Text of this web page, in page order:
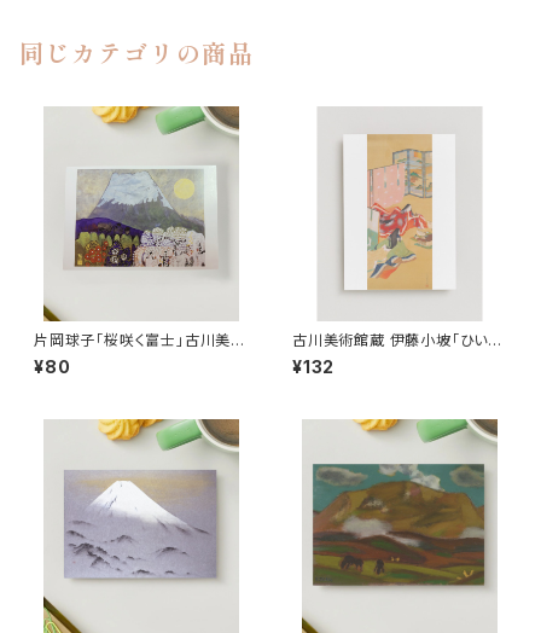
同じカテゴリの商品
片岡球子「桜咲く富士」古川美術
館蔵ポストカード
¥80
古川美術館蔵 伊藤小坡「ひいな
遊びの図」ポストカード
¥132